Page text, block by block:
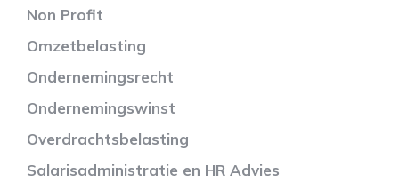
Non Profit
Omzetbelasting
Ondernemingsrecht
Ondernemingswinst
Overdrachtsbelasting
Salarisadministratie en HR Advies